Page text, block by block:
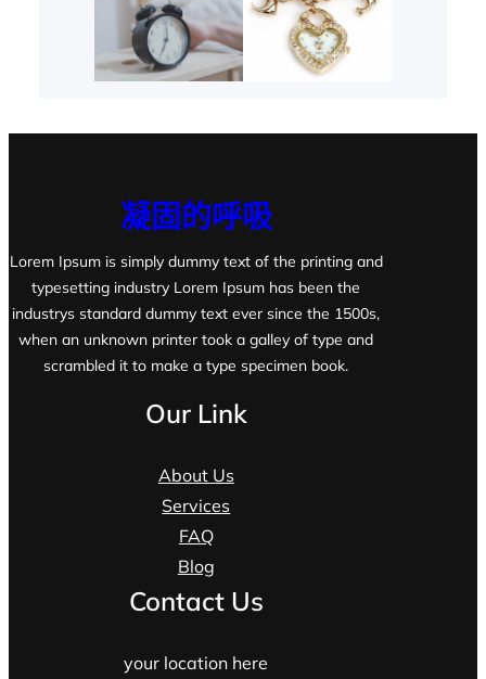
凝固的呼吸
Lorem Ipsum is simply dummy text of the printing and
typesetting industry Lorem Ipsum has been the
industrys standard dummy text ever since the 1500s,
when an unknown printer took a galley of type and
scrambled it to make a type specimen book.
Our Link
About Us
Services
FAQ
Blog
Contact Us
your location here